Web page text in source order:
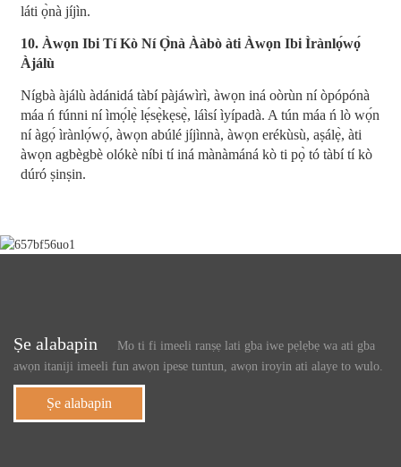
láti ọ̀nà jíjìn.
10. Àwọn Ibi Tí Kò Ní Ọ̀nà Ààbò àti Àwọn Ibi Ìrànlọ́wọ́
Àjálù
Nígbà àjálù àdánidá tàbí pàjáwìrì, àwọn iná oòrùn ní òpópónà
máa ń fúnni ní ìmọ́lẹ̀ lẹ́sẹ̀kẹsẹ̀, láìsí ìyípadà. A tún máa ń lò wọ́n
ní àgọ́ ìrànlọ́wọ́, àwọn abúlé jíjìnnà, àwọn erékùsù, aṣálẹ̀, àti
àwọn agbègbè olókè níbi tí iná mànàmáná kò ti pọ̀ tó tàbí tí kò
dúró ṣinṣin.
Ṣe alabapin
Mo ti fi imeeli ranṣẹ lati gba iwe pẹlẹbẹ wa ati gba
awọn itaniji imeeli fun awọn ipese tuntun, awọn iroyin ati alaye to wulo.
Ṣe alabapin